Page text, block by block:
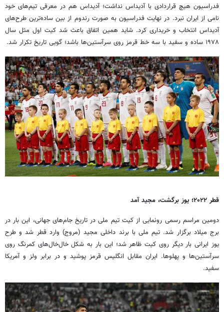
فدراسیون هیچ قراردادی با آدیداس نداشت؛ آدیداس هم در معرفی تیم‌های خود
نامی از ایران نبرد. در نهایت فدراسیون به صورت رندوم از بین ساده‌ترین طرح‌های
آدیداس انتخاب و خریداری کرد. شاید همین اتفاق باعث شد کیت اول مثل سال
۱۹۷۸ ساده و سفید با سه خط قرمز روی سرآستین‌ها باشد؛ گویی تاریخ تکرار شد.
قطر۲۰۲۲؛ یوز برگشت، مجید آمد
دومین مراسم رسمی رونمایی از کیت تیم ملی در تاریخ جام‌های جهانی، این بار در
برج میلاد برگزار شد. تیم ملی با برند داخلی مجید (مروج) وارد قطر شد و طرح
یوز ایرانی بار دیگر روی کیت ظاهر شد؛ این بار به شکل خال‌خال‌های کمرنگ روی
سرآستین‌ها و پهلوها. ایران مقابل انگلیس قرمز پوشید و در برابر ولز و آمریکا
سفید.